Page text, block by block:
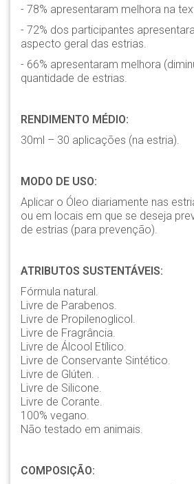
- 78% apresentaram melhora na
- 72% dos participantes
aspecto geral das estrias.
- 66% apresentaram melhora
quantidade de estrias.
RENDIMENTO MÉDIO:
30ml – 30 aplicações (na estria).
MODO DE USO:
Aplicar o Óleo diariamente nas
ou em locais em que se deseja
de estrias (para prevenção).
ATRIBUTOS SUSTENTÁVEIS:
Fórmula natural.
Livre de Parabenos.
Livre de Propilenoglicol.
Livre de Fragrância.
Livre de Álcool Etílico.
Livre de Conservante Sintético.
Livre de Glúten. .
Livre de Silicone.
Livre de Corante.
100% vegano.
Não testado em animais.
COMPOSIÇÃO: